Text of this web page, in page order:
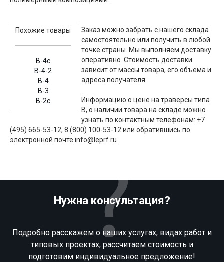
Похожие товары
В-4c
В-4-2
В-4
В-3
В-2c
Заказ можно забрать с нашего склада
самостоятельно или получить в любой
точке страны. Мы выполняем доставку
оперативно. Стоимость доставки
зависит от массы товара, его объема и
адреса получателя.
Информацию о цене на траверсы типа
В, о наличии товара на складе можно
узнать по контактным телефонам: +7
(495) 665-53-12, 8 (800) 100-53-12 или обратившись по
электронной почте info@leprf.ru
Нужна консультация?
Подробно расскажем о наших услугах, видах работ и
типовых проектах, рассчитаем стоимость и
подготовим индивидуальное предложение!